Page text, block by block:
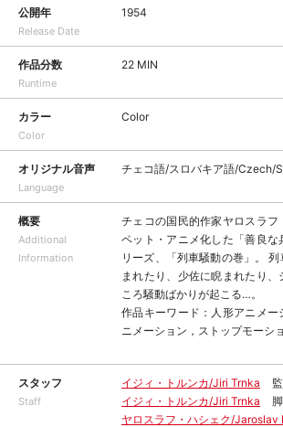
公開年
Release Date
1954
作品分数
Runtime
22 MIN
カラー
Color
Color
オリジナル音声
Language
チェコ語/スロバキア語/Czech/
概要
Additional
Information
チェコの国民的作家ヤロスラ
ペット・アニメ化した「善良な
リーズ、「列車騒動の巻」。
まれたり、少佐に睨まれたり、
ころ騒動ばかりが起こる…。
作品キーワード：人形アニメー
ニメーション，ストップモーシ
スタッフ
Staff
イジィ・トルンカ/Jiri Trnka
イジィ・トルンカ/Jiri Trnka
ヤロスラフ・ハシェク/Jaroslav